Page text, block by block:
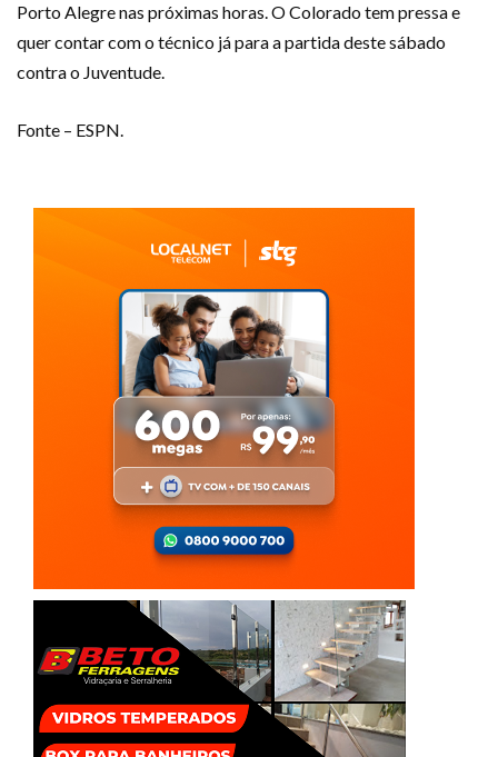
Porto Alegre nas próximas horas. O Colorado tem pressa e
quer contar com o técnico já para a partida deste sábado
contra o Juventude.
Fonte – ESPN.